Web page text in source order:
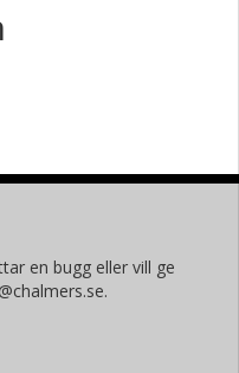
en bugg eller vill ge